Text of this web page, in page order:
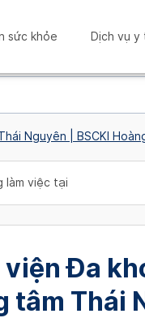
sức khỏe Dịch vụ y
Nguyên | BSCKI
làm việc tại
viện Đa
tâm Thái